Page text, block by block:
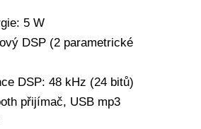
5 W
DSP (2 parametrické
DSP: 48 kHz (24 bitů)
přijímač, USB mp3